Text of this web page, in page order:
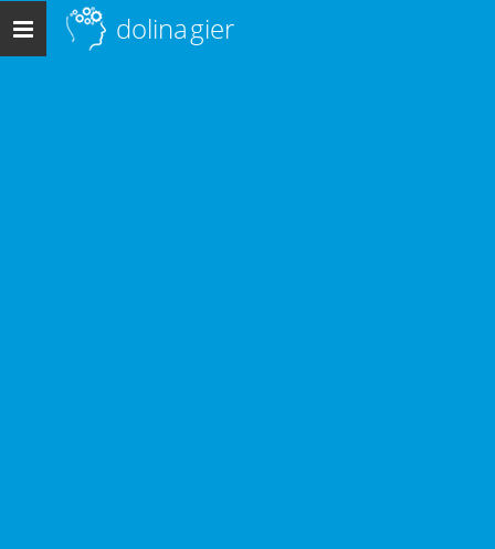
Menu
główne
dolinagier